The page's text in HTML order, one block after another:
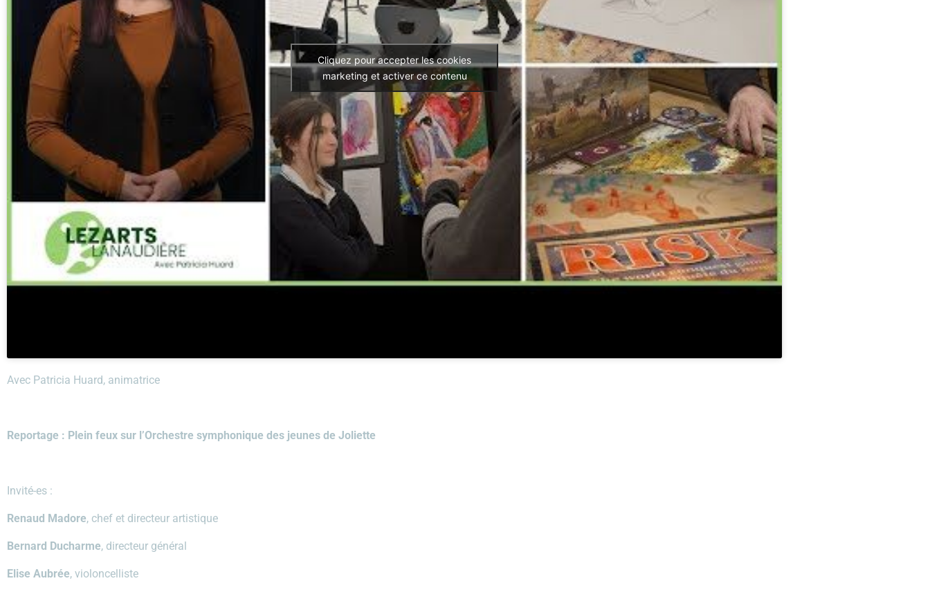
Cliquez pour accepter les cookies
marketing et activer ce contenu
Avec Patricia Huard, animatrice
Reportage : Plein feux sur l’Orchestre symphonique des jeunes de Joliette
Invité-es :
Renaud Madore, chef et directeur artistique
Bernard Ducharme, directeur général
Elise Aubrée, violoncelliste